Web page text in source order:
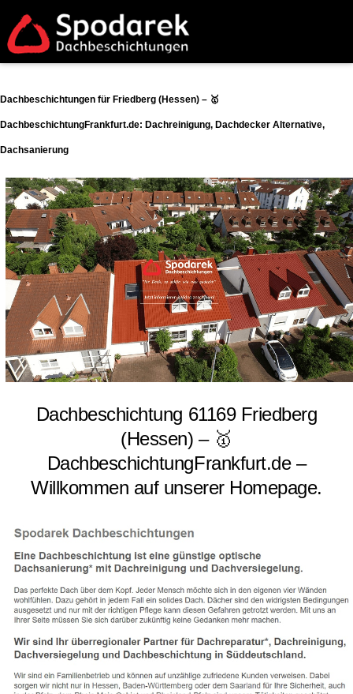
Dachbeschichtungen für Friedberg (Hessen) – 🥇
DachbeschichtungFrankfurt.de: Dachreinigung, Dachdecker Alternative,
Dachsanierung
Dachbeschichtung 61169 Friedberg
(Hessen) – 🥇
DachbeschichtungFrankfurt.de –
Willkommen auf unserer Homepage.